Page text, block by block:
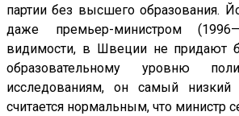
партии без высшего образования.
даже премьер-министром
видимости, в Швеции не придают
образовательному уровню
исследованиям, он самый
считается нормальным, что министр